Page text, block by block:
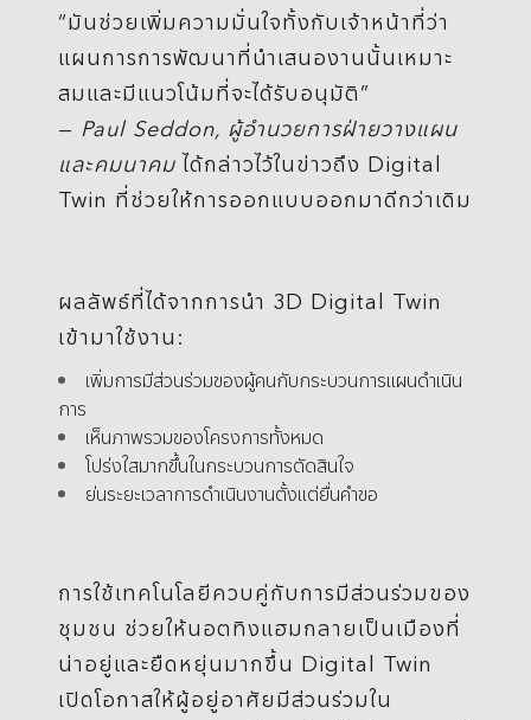
“มันช่วยเพิ่มความมั่นใจทั้งกับเจ้าหน้าที่ว่า
แผนการการพัฒนาที่นำเสนองานนั้นเหมาะ
สมและมีแนวโน้มที่จะได้รับอนุมัติ”
— Paul Seddon, ผู้อำนวยการฝ่ายวางแผน
และคมนาคมได้กล่าวไว้ในข่าวถึง Digital
Twin ที่ช่วยให้การออกแบบออกมาดีกว่าเดิม
ผลลัพธ์ที่ได้จากการนำ 3D Digital Twin
เข้ามาใช้งาน:
เพิ่มการมีส่วนร่วมของผู้คนกับกระบวนการแผนดำเนิน
การ
เห็นภาพรวมของโครงการทั้งหมด
โปร่งใสมากขึ้นในกระบวนการตัดสินใจ
ย่นระยะเวลาการดำเนินงานตั้งแต่ยื่นคำขอ
การใช้เทคโนโลยีควบคู่กับการมีส่วนร่วมของ
ชุมชน ช่วยให้นอตทิงแฮมกลายเป็นเมืองที่
น่าอยู่และยืดหยุ่นมากขึ้น Digital Twin
เปิดโอกาสให้ผู้อยู่อาศัยมีส่วนร่วมใน